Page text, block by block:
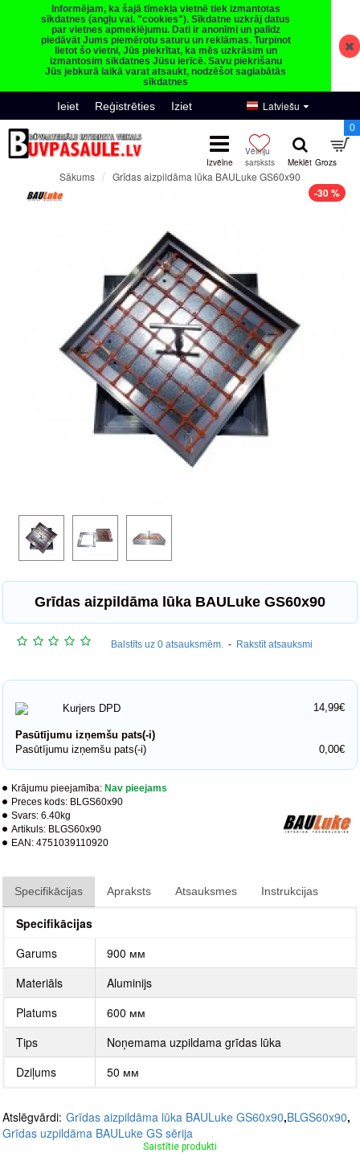
Informējam, ka šajā tīmekļa vietnē tiek izmantotas
sīkdatnes (angļu val. "cookies"). Sīkdatne uzkrāj datus
par vietnes apmeklējumu. Dati ir anonīmi un palīdz
piedāvāt Jums piemērotu saturu un reklāmas. Turpinot
lietot šo vietni, Jūs piekrītat, ka mēs uzkrāsim un
izmantosim sīkdatnes Jūsu ierīcē. Savu piekrišanu
Jūs jebkurā laikā varat atsaukt, nodzēšot saglabātās
sīkdatnes
Ieiet Reģistrēties Iziet Latviešu
0
Sākums Grīdas aizpildāma lūka BAULuke GS60x90
-30 %
Grīdas aizpildāma lūka BAULuke GS60x90
Krājumu pieejamība: Nav pieejams
Preces kods: BLGS60x90
Svars: 6.40kg
Artikuls: BLGS60x90
EAN: 4751039110920
Balstīts uz 0 atsauksmēm. - Rakstīt atsauksmi
Kurjers DPD 14,99€
Pasūtījumu izņemšu pats(-i)
Pasūtījumu izņemšu pats(-i)
0,00€
Specifikācijas Apraksts Atsauksmes Instrukcijas
Specifikācijas
Garums
900 мм
Materiāls
Aluminijs
Platums
600 мм
Tips
Noņemama uzpildama grīdas lūka
Dziļums
50 мм
Atslēgvārdi: Grīdas aizpildāma lūka BAULuke GS60x90,BLGS60x90,
Grīdas uzpildāma BAULuke GS sērija
Saistītie produkti